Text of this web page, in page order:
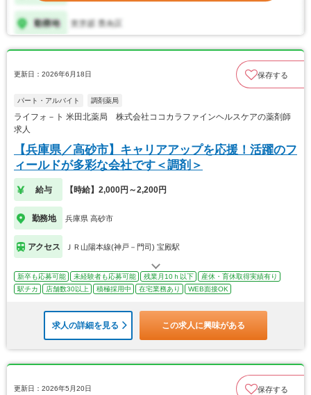
更新日：2026年6月18日 保存する
パート・アルバイト 調剤薬局
ライフォ－ト 米田北薬局 株式会社ココカラファインヘルスケアの薬剤師
求人
【兵庫県／高砂市】キャリアアップを応援！活躍のフ
ィールドが多彩な会社です＜調剤＞
給与 【時給】2,000円～2,200円
勤務地 兵庫県 高砂市
アクセス ＪＲ山陽本線(神戸－門司) 宝殿駅
新卒も応募可能 未経験者も応募可能 残業月10ｈ以下
産休・育休取得実績有り
駅チカ
店舗数30以上 積極採用中 在宅業務あり WEB面接OK
求人の詳細を見る この求人に興味がある
更新日：2026年5月20日 保存する